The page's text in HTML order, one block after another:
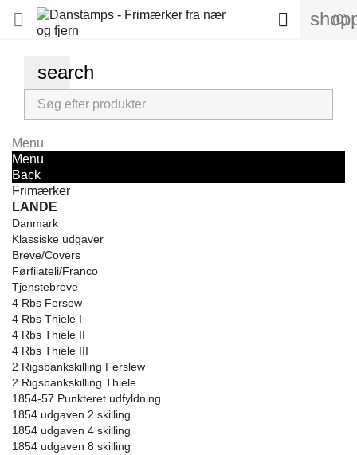
 (0)

search
Menu
Menu
Back
Frimærker
LANDE
Danmark
Klassiske udgaver
Breve/Covers
Førfilateli/Franco
Tjenstebreve
4 Rbs Fersew
4 Rbs Thiele I
4 Rbs Thiele II
4 Rbs Thiele III
2 Rigsbankskilling Ferslew
2 Rigsbankskilling Thiele
1854-57 Punkteret udfyldning
1854 udgaven 2 skilling
1854 udgaven 4 skilling
1854 udgaven 8 skilling